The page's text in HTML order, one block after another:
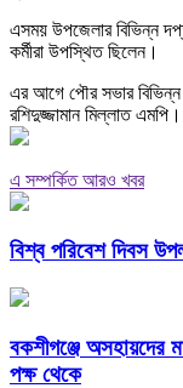
এসময় উপজেলার বিভিন্ন
কর্মীরা উপস্থিত ছিলেন।
এর আগে পৌর সভার
রশিদুজ্জামান মিল্লাত এমপি।
এ সম্পর্কিত আরও খবর
বিশ্ব পরিবেশ দিবস
বকশীগঞ্জে অসহায়দের
পক্ষ থেকে